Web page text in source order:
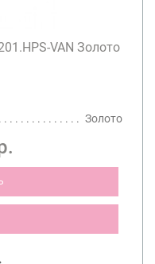
VAN Золото
Золото